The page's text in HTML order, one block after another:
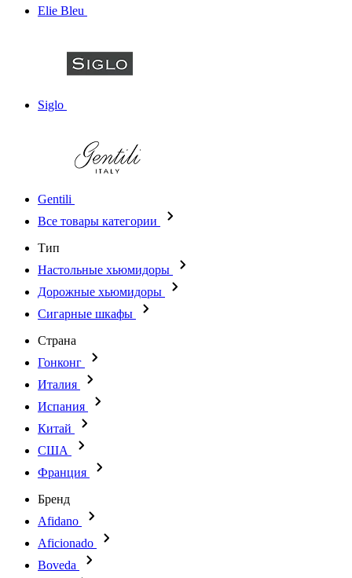
Elie Bleu
Siglo
Gentili
Все товары категории
Тип
Настольные хьюмидоры
Дорожные хьюмидоры
Сигарные шкафы
Страна
Гонконг
Италия
Испания
Китай
США
Франция
Бренд
Afidano
Aficionado
Boveda